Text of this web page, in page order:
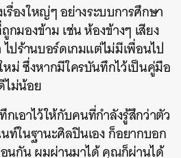
องใหญ่ๆ อย่างระบบการศึกษา
มองข้าม เช่น ห้องข้างๆ เสียง
ปร้านบอร์ดเกมแต่ไม่มีเพื่อนไป
ม่ ซึ่งหากมีใครบันทึกไว้เป็นคู่มือ
ไม่น้อย
เอาไว้ให้กับคนที่กำลังรู้สึกว่าตัว
ท์ในฐานะศิลปินเอง ก็อยากบอก
อนกัน ผมผ่านมาได้ คุณก็ผ่านได้